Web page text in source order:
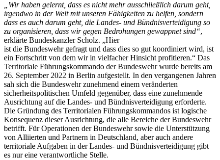
„Wir haben gelernt, dass es nicht mehr ausschließlich darum geht,
irgendwo in der Welt mit unseren Fähigkeiten zu helfen, sondern
dass es auch darum geht, die Landes- und Bündnisverteidigung so
zu organisieren, dass wir gegen Bedrohungen gewappnet sind“,
erklärte Bundeskanzler Scholz. „Hier
ist die Bundeswehr gefragt und dass dies so gut koordiniert wird, ist
ein Fortschritt von dem wir in vielfacher Hinsicht profitieren.“ Das
Territoriale Führungskommando der Bundeswehr wurde bereits am
26. September 2022 in Berlin aufgestellt. In den vergangenen Jahren
sah sich die Bundeswehr zunehmend einem veränderten
sicherheitspolitischen Umfeld gegenüber, dass eine zunehmende
Ausrichtung auf die Landes- und Bündnisverteidigung erforderte.
Die Gründung des Territorialen Führungskommandos ist logische
Konsequenz dieser Ausrichtung, die alle Bereiche der Bundeswehr
betrifft. Für Operationen der Bundeswehr sowie die Unterstützung
von Alliierten und Partnern in Deutschland, aber auch andere
territoriale Aufgaben in der Landes- und Bündnisverteidigung gibt
es nur eine verantwortliche Stelle.